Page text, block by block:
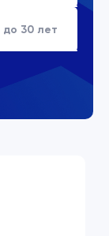
до 30 лет